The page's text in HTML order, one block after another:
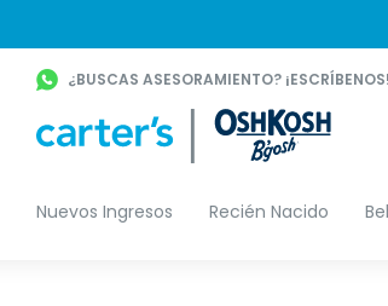
Nuevos Ingresos Recién Nacido
¿BUSCAS ASESORAMIENTO? ¡ESCRÍBENOS!